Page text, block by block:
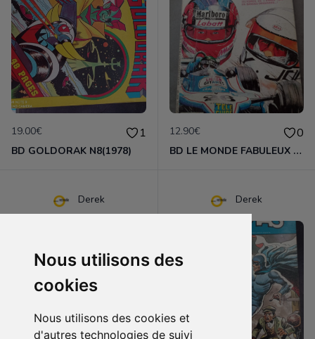
Nous utilisons des
cookies
Nous utilisons des cookies et
d'autres technologies de suivi
19.00€ 1
BD GOLDORAK N8(1978)
12.90€ 0
BD LE MONDE FABULEUX DE LA FORMULE 1 (1979)
Derek Derek